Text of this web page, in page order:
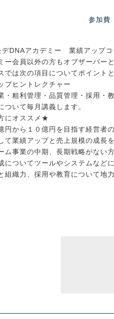
参加費
デDNAアカデミー 業績アップ
ー会員以外の方もオブザーバー
では次の項目についてポイント
プヒントレクチャー
・粗利管理・品質管理・採用・
ついて毎月講義します。
にオススメ★
円から１０億円を目指す経営者
て業績アップと売上規模の成長
ム事業の中期、長期戦略がない方
についてツールやシステムなど
組織力、採用や教育について地